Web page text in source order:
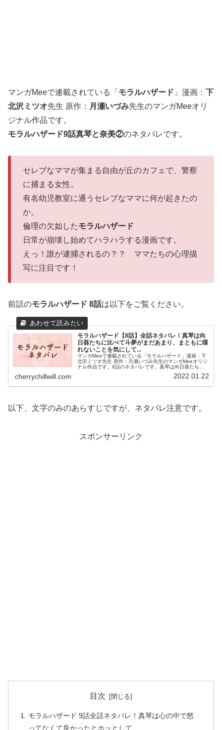
マンガMeeで連載されている「 モラルハザード 」漫画： 下
北沢ミツオ先生 原作： 月瀬いづみ先生のマンガMeeオリ
ジナル作品です。
モラルハザード9話真琴と奈美②のネタバレです。
セレブなママが集まる自由が丘のカフェで、警察
に捕まる女性。
有名幼児教室に通うセレブなママに何が起きたの
か。
倫理の欠如したモラルハザード
日常が崩壊し始めてハラハラする漫画です。
えっ！誰が逮捕されるの？？ ママたちの心理描
写に注目です！
前話のモラルハザード 8話は以下をご覧ください。
モラルハザード【8話】全話ネタバレ！真琴は向
日葵たちに比べて斗夢がまだあまり、まともに喋
れないことを気にして...
マンガMeeで連載されている「モラルハザード」漫画：下
北沢ミツオ先生 原作：月瀬いづみ先生のマンガMeeオリジ
ナル作品です。8話のネタバレです。真琴は向日葵たちに
cherrychillwill.com 2022.01.22
以下、文字のみのあらすじですが、ネタバレ注意です。
スポンサーリンク
目次
モラルハザード 9話全話ネタバレ！真琴は心の中で怒
ってなくて良かったとホッとして…